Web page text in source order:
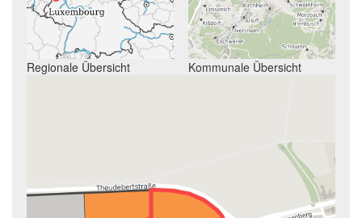
Regionale Übersicht Kommunale Übersicht